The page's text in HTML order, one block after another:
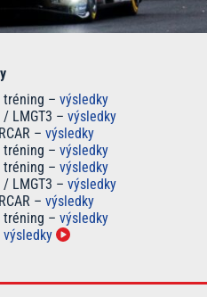
tréning – výsledky
/ LMGT3 – výsledky
– výsledky
tréning – výsledky
tréning – výsledky
/ LMGT3 – výsledky
– výsledky
tréning – výsledky
výsledky